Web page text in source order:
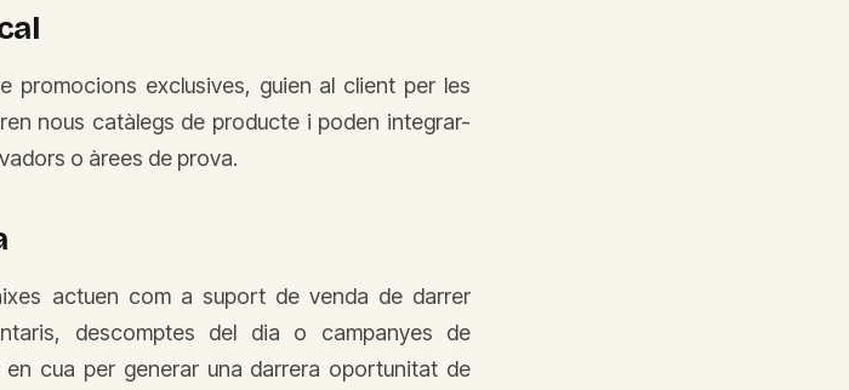
promocions exclusives, guien al client per les
nous catàlegs de producte i poden integrar-
o àrees de prova.
actuen com a suport de venda de darrer
descomptes del dia o campanyes de
cua per generar una darrera oportunitat de